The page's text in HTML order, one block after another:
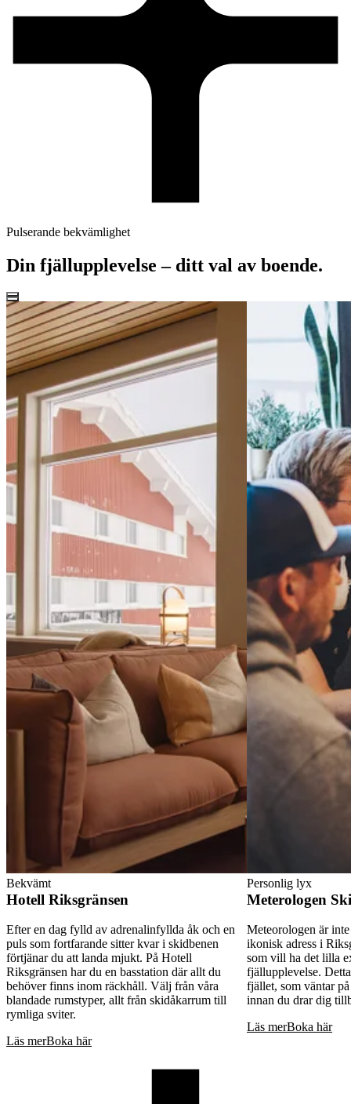
Pulserande bekvämlighet
Din fjällupplevelse – ditt val av boende.
Bekvämt
Hotell Riksgränsen
Efter en dag fylld av adrenalinfyllda åk och en
puls som fortfarande sitter kvar i skidbenen
förtjänar du att landa mjukt. På Hotell
Riksgränsen har du en basstation där allt du
behöver finns inom räckhåll. Välj från våra
blandade rumstyper, allt från skidåkarrum till
rymliga sviter.
Läs merBoka här
Personlig lyx
Meterologen
Meteorologen är
ikonisk adress i
som vill ha det lilla
fjällupplevelse.
fjället, som väntar
innan du drar dig
Läs merBoka här